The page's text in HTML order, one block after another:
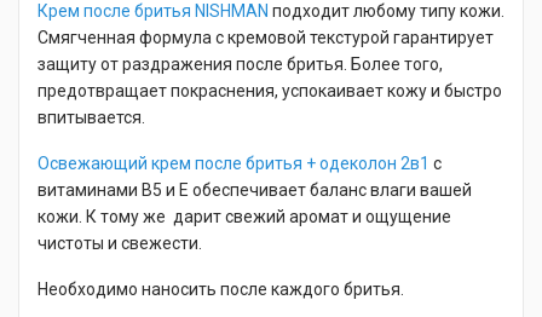
Крем после бритья NISHMAN подходит любому типу кожи.
Смягченная формула с кремовой текстурой гарантирует
защиту от раздражения после бритья. Более того,
предотвращает покраснения, успокаивает кожу и быстро
впитывается.
Освежающий крем после бритья + одеколон 2в1 с
витаминами B5 и E обеспечивает баланс влаги вашей
кожи. К тому же дарит свежий аромат и ощущение
чистоты и свежести.
Необходимо наносить после каждого бритья.